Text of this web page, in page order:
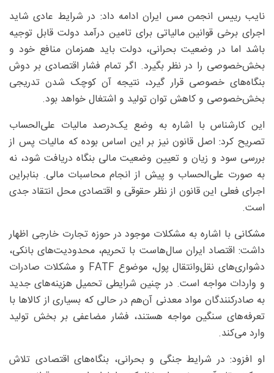
نایب رییس انجمن مس ایران ادامه داد: در شرایط عادی شاید
اجرای برخی قوانین مالیاتی برای تامین درآمد دولت قابل توجیه
باشد اما در وضعیت بحرانی، دولت باید همزمان منافع خود و
بخش‌خصوصی را در نظر بگیرد. اگر تمام فشار اقتصادی بر دوش
بنگاه‌های خصوصی قرار گیرد، نتیجه آن کوچک شدن تدریجی
بخش‌خصوصی و کاهش توان تولید و اشتغال خواهد بود.
این کارشناس با اشاره به وضع یک‌درصد مالیات علی‌الحساب
تصریح کرد: اصل قانون نیز بر این اساس بوده که مالیات پس از
بررسی سود و زیان و تعیین وضعیت مالی بنگاه دریافت شود، نه
به صورت علی‌الحساب و پیش از انجام محاسبات مالی. بنابراین
اجرای فعلی این قانون از نظر حقوقی و اقتصادی محل انتقاد جدی
است.
مشکانی با اشاره به مشکلات موجود در حوزه تجارت خارجی اظهار
داشت: اقتصاد ایران سال‌هاست با تحریم، محدودیت‌های بانکی،
دشواری‌های نقل‌وانتقال پول، موضوع FATF و مشکلات صادرات
و واردات مواجه است. در چنین شرایطی تحمیل هزینه‌های جدید
به صادرکنندگان مواد معدنی آن‌هم در حالی که بسیاری از کالاها با
تعرفه‌های سنگین مواجه هستند، فشار مضاعفی بر بخش تولید
وارد می‌کند.
او افزود: در شرایط جنگی و بحرانی، بنگاه‌های اقتصادی تلاش